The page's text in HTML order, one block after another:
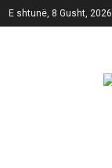
E shtunë, 8 Gusht, 2026